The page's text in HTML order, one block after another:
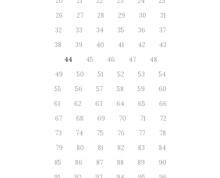
26
27 28 29 30
31
32
33 34 35 36
37
38
39 40 41 42
43
44
45 46 47
48
49
50 51 52 53
54
55
56 57 58 59
60
61
62 63 64 65
66
67
68 69 70 71
72
73
74 75 76 77
78
79
80 81 82 83
84
85
86 87 88 89
90